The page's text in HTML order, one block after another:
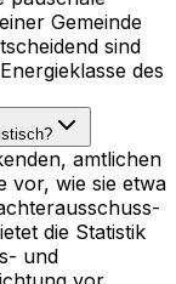
Gemeinde
sind
des
amtlichen
vor, wie sie etwa
die Statistik
und